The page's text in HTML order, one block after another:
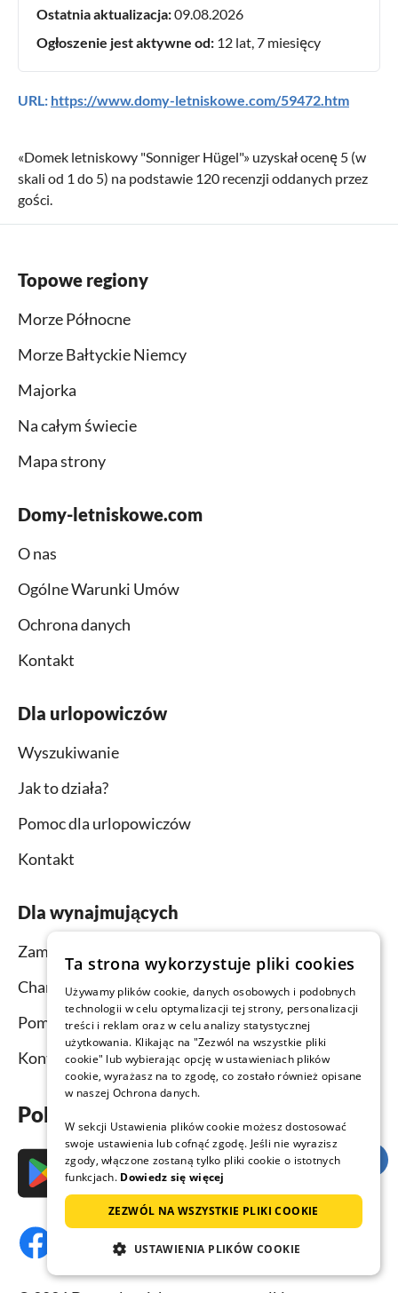
Ostatnia aktualizacja:09.08.2026
Ogłoszenie jest aktywne od: 12 lat, 7 miesięcy
URL: https://www.domy-letniskowe.com/59472.htm
«Domek letniskowy "Sonniger Hügel"» uzyskał ocenę 5 (w
skali od 1 do 5) na podstawie 120 recenzji oddanych przez
gości.
Topowe regiony
Morze Północne
Morze Bałtyckie Niemcy
Majorka
Na całym świecie
Mapa strony
Domy-letniskowe.com
O nas
Ogólne Warunki Umów
Ochrona danych
Kontakt
Dla urlopowiczów
Wyszukiwanie
Jak to działa?
Pomoc dla urlopowiczów
Kontakt
Dla wynajmujących
Zamieść ogłoszenie i wynajmij obiekt
Channel Manager
Pomoc dla wynajmujących
Kontakt
Pobierz aplikację już teraz
Ta strona wykorzystuje pliki cookies
Używamy plików cookie, danych osobowych i podobnych
technologii w celu optymalizacji tej strony, personalizacji
treści i reklam oraz w celu analizy statystycznej
użytkowania. Klikając na "Zezwól na wszystkie pliki
cookie" lub wybierając opcję w ustawieniach plików
cookie, wyrażasz na to zgodę, co zostało również opisane
w naszej Ochrona danych.
W sekcji Ustawienia plików cookie możesz dostosować
swoje ustawienia lub cofnąć zgodę. Jeśli nie wyrazisz
zgody, włączone zostaną tylko pliki cookie o istotnych
funkcjach. Dowiedz się więcej
ZEZWÓL NA WSZYSTKIE PLIKI COOKIE
USTAWIENIA PLIKÓW COOKIE